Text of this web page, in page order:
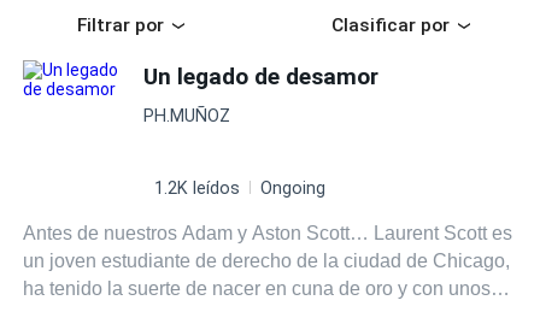
Filtrar por Clasificar por
Un legado de desamor
PH.MUÑOZ
1.2K leídos Ongoing
Antes de nuestros Adam y Aston Scott… Laurent Scott es
un joven estudiante de derecho de la ciudad de Chicago,
ha tenido la suerte de nacer en cuna de oro y con unos